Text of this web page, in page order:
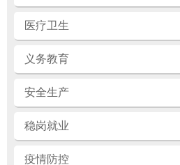
医疗卫生
义务教育
安全生产
稳岗就业
疫情防控